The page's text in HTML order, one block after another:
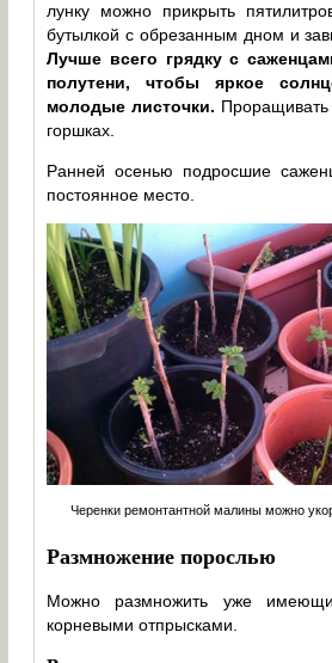
лунку можно прикрыть
бутылкой с обрезанным дном и
Лучше всего грядку с
полутени, чтобы яркое
молодые листочки.
горшках.
Ранней осенью подросшие
постоянное место.
Черенки ремонтантной малины можно
Размножение порослью
Можно размножить уже
корневыми отпрысками.